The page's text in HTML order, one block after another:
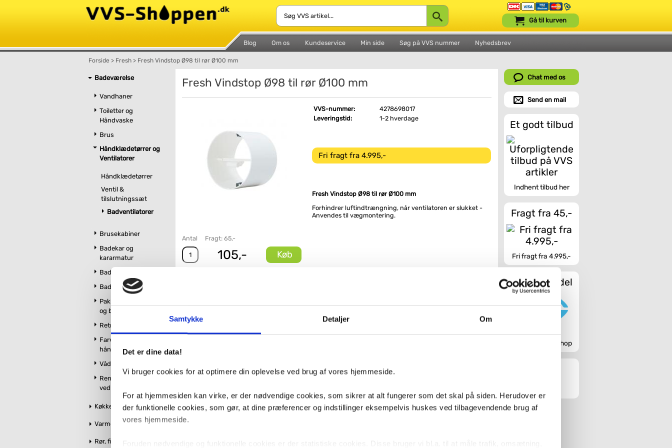
Samtykke Detaljer Om
Det er dine data!
Vi bruger cookies for at optimere din oplevelse ved brug af vores hjemmeside.
For at hjemmesiden kan virke, er der nødvendige cookies, som sikrer at alt fungerer som det skal på siden. Herudover er
der funktionelle cookies, som gør, at dine præferencer og indstillinger eksempelvis huskes ved tilbagevendende brug af
vores hjemmeside.
Foruden nødvendige og funktionelle cookies er der statistiske cookies. Disse bruger vi bl.a. til at måle trafik, omsætning,
Blog Om os Kundeservice Min side Søg på VVS nummer Nyhedsbrev
Gå til kurven
Forside > Fresh > Fresh Vindstop Ø98 til rør Ø100 mm
Badeværelse
Vandhaner
Toiletter og
Håndvaske
Brus
Håndklædetørrer og
Ventilatorer
Håndklædetørrer
Ventil &
tilslutningssæt
Badventilatorer
Brusekabiner
Badekar og
kararmatur
Badeværelsesmøbler
Badeværelsestilbehør
Pakker m. vandhane
og brus
Retro badeværelse
Farvet toilet &
håndvask
Vådrumslamper
Rengøring og
vedligeholdelse
Køkken
Varme og styring
Rør, fittings og tilbehør
Fresh Vindstop Ø98 til rør Ø100 mm
Antal Fragt: 65,-
105,- Køb
VVS-nummer:
4278698017
Leveringstid:
1-2 hverdage
Fri fragt fra 4.995,-
Fresh Vindstop Ø98 til rør Ø100 mm
Forhindrer luftindtrængning, når ventilatoren er slukket -
Anvendes til vægmontering.
Chat med os
Send en mail
Et godt tilbud
Indhent tilbud her
Fragt fra 45,-
Fri fragt fra 4.995,-
Sikker handel
Godkendt webshop